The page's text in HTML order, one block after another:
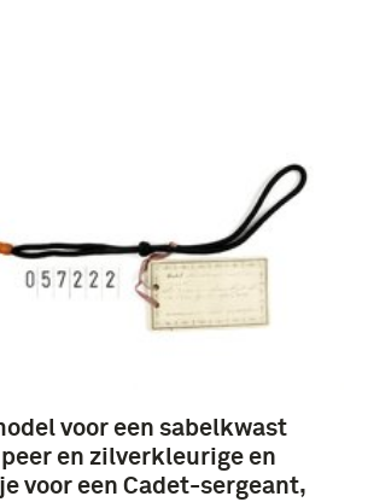
voor een sabelkwast
en zilverkleurige en
voor een Cadet-sergeant,